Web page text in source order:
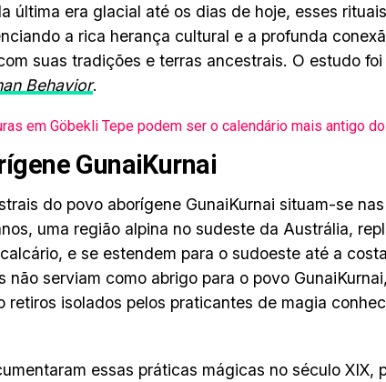
última era glacial até os dias de hoje, esses
a rica herança cultural e a profunda
suas tradições e terras ancestrais. O estudo
Behavior.
em Göbekli Tepe podem ser o calendário mais antigo
GunaiKurnai
do povo aborígene GunaiKurnai situam-se
uma região alpina no sudeste da Austrália,
e se estendem para o sudoeste até a
não serviam como abrigo para o povo
retiros isolados pelos praticantes de magia
essas práticas mágicas no século XIX,